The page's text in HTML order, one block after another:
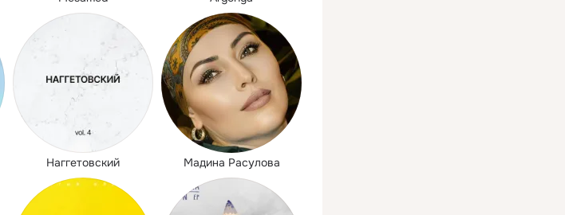
Наггетовский Мадина Расулова